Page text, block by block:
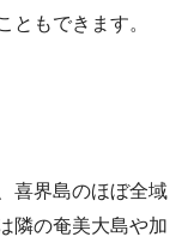
ともできます。
喜界島のほぼ全域
隣の奄美大島や加